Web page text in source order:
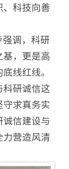
、科技向善
调，科研
基，更是高
线红线。
科研诚信这
守求真务实
诚信建设与
力营造风清